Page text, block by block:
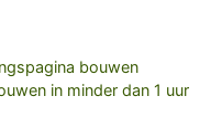
bouwen
in minder dan 1 uur